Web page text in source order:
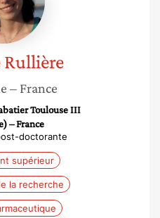
Rullière
– France
Toulouse III
– France
doctorante
supérieur
la recherche